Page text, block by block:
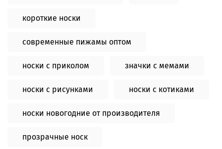
короткие носки
современные пижамы оптом
носки с приколом значки с мемами
носки с рисунками носки с котиками
носки новогодние от производителя
прозрачные носк